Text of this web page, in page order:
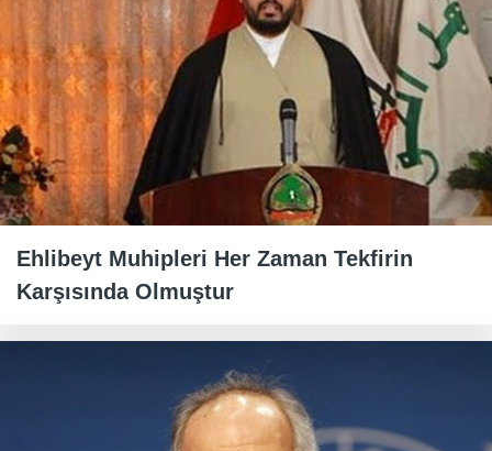
Ehlibeyt Muhipleri Her Zaman Tekfirin
Karşısında Olmuştur